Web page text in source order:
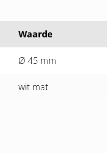
Waarde
Ø 45 mm
wit mat